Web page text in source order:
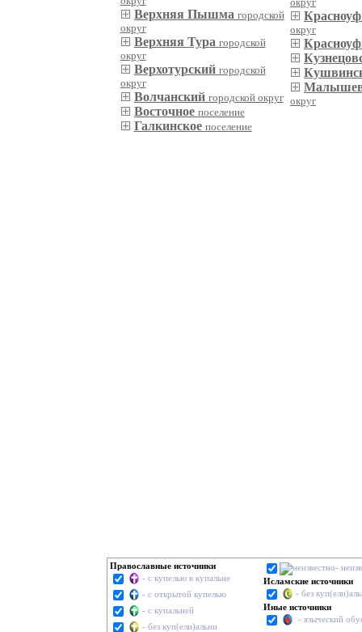
Верхняя Пышма городской
округ
Верхняя Тура городской
округ
Верхотурский городской
округ
Волчанский городской округ
Восточное поселение
Галкинское поселение
округ
округ
Православные источники
- с купелью в купальне
- с открытой купелью
- с купальней
- без куп(ели)альни
-
Исламские источники
- без
Иные источники
- языческий